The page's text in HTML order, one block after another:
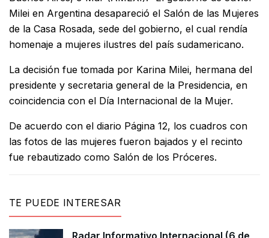
Milei en Argentina desapareció el Salón de las Mujeres
de la Casa Rosada, sede del gobierno, el cual rendía
homenaje a mujeres ilustres del país sudamericano.
La decisión fue tomada por Karina Milei, hermana del
presidente y secretaria general de la Presidencia, en
coincidencia con el Día Internacional de la Mujer.
De acuerdo con el diario Página 12, los cuadros con
las fotos de las mujeres fueron bajados y el recinto
fue rebautizado como Salón de los Próceres.
TE PUEDE INTERESAR
Radar Informativo Internacional (6 de